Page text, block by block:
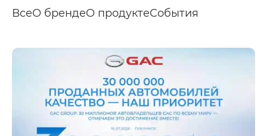
ВсеО брендеО продуктеСобытия